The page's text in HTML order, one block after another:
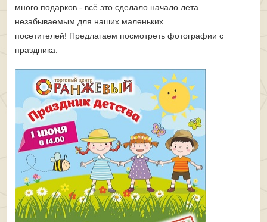
много подарков - всё это сделало начало лета
незабываемым для наших маленьких
посетителей! Предлагаем посмотреть фотографии с
праздника.